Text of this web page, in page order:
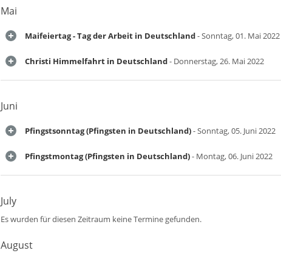
Mai
Maifeiertag - Tag der Arbeit in Deutschland- Sonntag, 01. Mai 2022
Christi Himmelfahrt in Deutschland- Donnerstag, 26. Mai 2022
Juni
Pfingstsonntag (Pfingsten in Deutschland)- Sonntag, 05. Juni 2022
Pfingstmontag (Pfingsten in Deutschland)- Montag, 06. Juni 2022
July
Es wurden für diesen Zeitraum keine Termine gefunden.
August